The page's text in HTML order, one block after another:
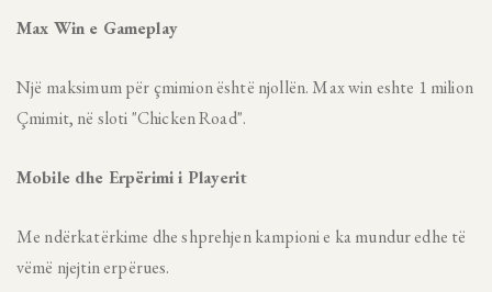
Max Win e Gameplay
Një maksimum për çmimion është njollën. Max win eshte 1 milion
Çmimit, në sloti "Chicken Road".
Mobile dhe Erpërimi i Playerit
Me ndërkatërkime dhe shprehjen kampioni e ka mundur edhe të
vëmë njejtin erpërues.